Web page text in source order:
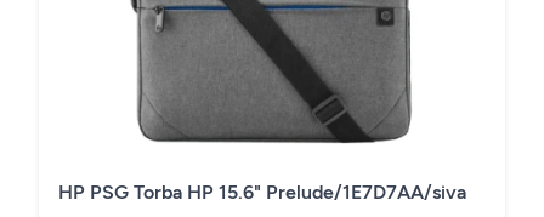
HP PSG Torba HP 15.6" Prelude/1E7D7AA/siva